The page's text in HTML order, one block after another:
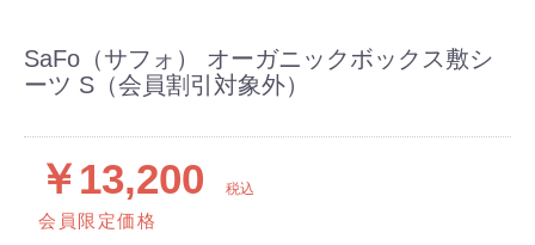
SaFo（サフォ） オーガニックボックス敷シ
ーツ S（会員割引対象外）
￥13,200 税込
会員限定価格